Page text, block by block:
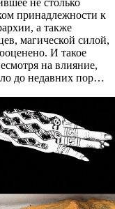
принадлежности к
а также
магической силой,
И такое
на влияние,
до недавних пор…